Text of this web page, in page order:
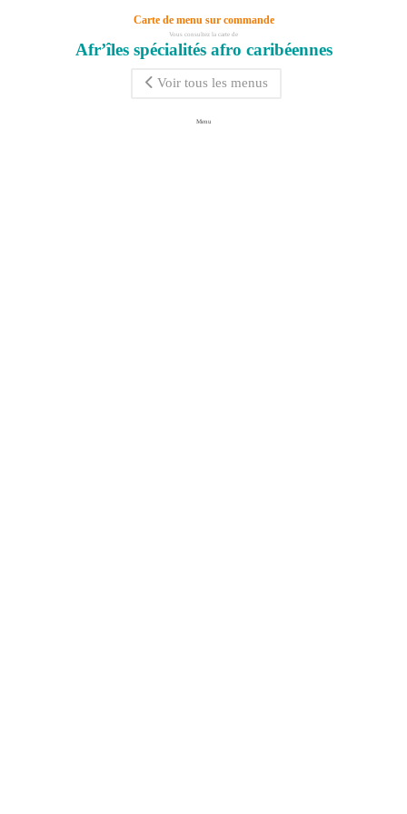
Carte de menu sur commande
Vous consultez la carte de
Afr’îles spécialités afro caribéennes
Voir tous les menus
Menu